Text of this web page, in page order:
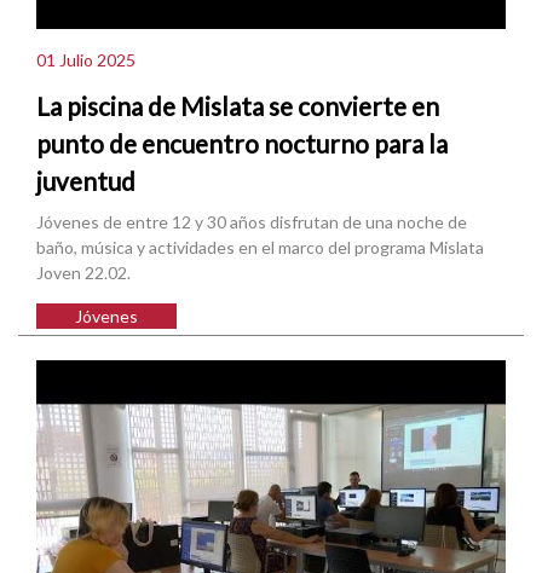
01 Julio 2025
La piscina de Mislata se convierte en
punto de encuentro nocturno para la
juventud
Jóvenes de entre 12 y 30 años disfrutan de una noche de
baño, música y actividades en el marco del programa Mislata
Joven 22.02.
Jóvenes